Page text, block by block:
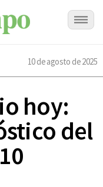
10 de agosto de 2025
hoy:
del